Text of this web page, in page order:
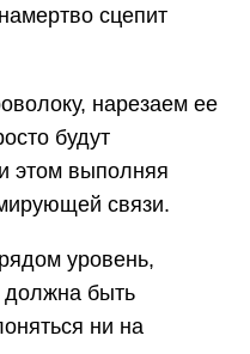
сцепит
нарезаем ее
будут
этом выполняя
связи.
уровень,
должна быть
ни на